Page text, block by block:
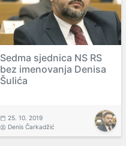
Sedma sjednica NS RS
bez imenovanja Denisa
Šulića
25. 10. 2019
Denis Čarkadžić